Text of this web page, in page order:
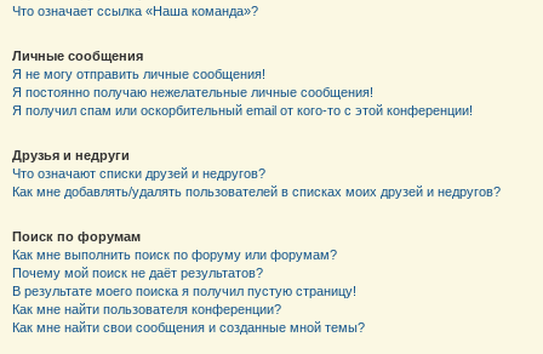
Что означает ссылка «Наша команда»?
Личные сообщения
Я не могу отправить личные сообщения!
Я постоянно получаю нежелательные личные сообщения!
Я получил спам или оскорбительный email от кого-то с этой конференции!
Друзья и недруги
Что означают списки друзей и недругов?
Как мне добавлять/удалять пользователей в списках моих друзей и недругов?
Поиск по форумам
Как мне выполнить поиск по форуму или форумам?
Почему мой поиск не даёт результатов?
В результате моего поиска я получил пустую страницу!
Как мне найти пользователя конференции?
Как мне найти свои сообщения и созданные мной темы?